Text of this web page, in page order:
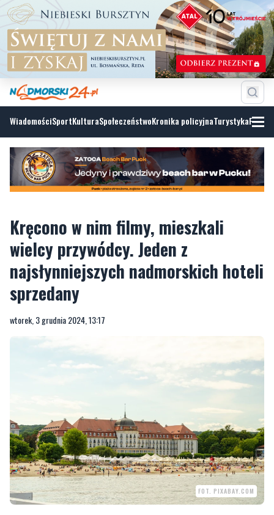
WiadomościSportKulturaSpołeczeństwoKronika policyjnaTurystyka
Kręcono w nim filmy, mieszkali
wielcy przywódcy. Jeden z
najsłynniejszych nadmorskich hoteli
sprzedany
wtorek, 3 grudnia 2024, 13:17
FOT. PIXABAY.COM